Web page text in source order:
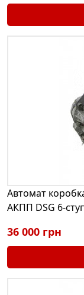
Автомат
АКПП DSG 6-
36 000 грн